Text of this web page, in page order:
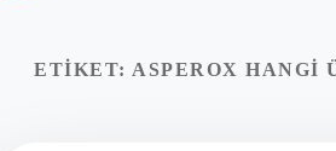
Yasal Uyarı
ETIKET: ASPEROX HANGI